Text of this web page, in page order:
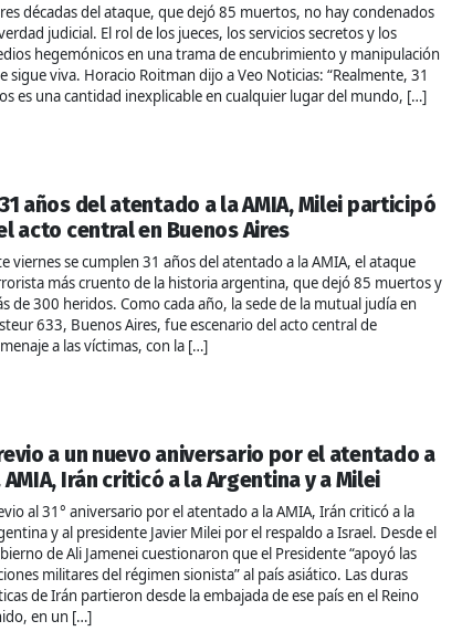
décadas del ataque, que dejó 85 muertos, no hay condenados
judicial. El rol de los jueces, los servicios secretos y los
hegemónicos en una trama de encubrimiento y manipulación
sigue viva. Horacio Roitman dijo a Veo Noticias: “Realmente, 31
es una cantidad inexplicable en cualquier lugar del mundo, […]
años del atentado a la AMIA, Milei participó
acto central en Buenos Aires
viernes se cumplen 31 años del atentado a la AMIA, el ataque
más cruento de la historia argentina, que dejó 85 muertos y
de 300 heridos. Como cada año, la sede de la mutual judía en
633, Buenos Aires, fue escenario del acto central de
a las víctimas, con la […]
a un nuevo aniversario por el atentado a
AMIA, Irán criticó a la Argentina y a Milei
al 31° aniversario por el atentado a la AMIA, Irán criticó a la
y al presidente Javier Milei por el respaldo a Israel. Desde el
de Ali Jamenei cuestionaron que el Presidente “apoyó las
militares del régimen sionista” al país asiático. Las duras
de Irán partieron desde la embajada de ese país en el Reino
en un […]